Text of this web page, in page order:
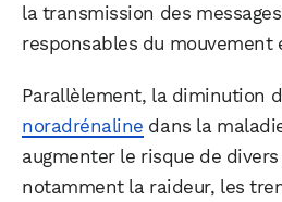
la transmission des
responsables du
Parallèlement, la diminution
noradrénaline dans la
augmenter le risque de
notamment la raideur, les